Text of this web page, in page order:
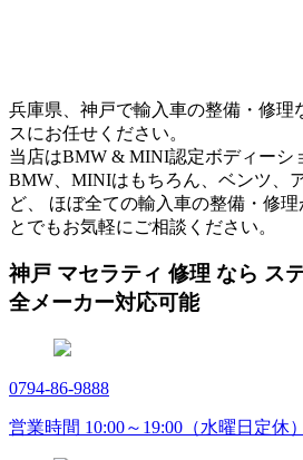
兵庫県、神戸で輸入車の整備・修理
スにお任せください。
当店はBMW & MINI認定ボディーシ
BMW、MINIはもちろん、ベンツ、
ど、 ほぼ全ての輸入車の整備・修
とでもお気軽にご相談ください。
神戸 マセラティ 修理 なら ス
全メーカー対応可能
0794-86-9888
営業時間 10:00～19:00（水曜日定休）